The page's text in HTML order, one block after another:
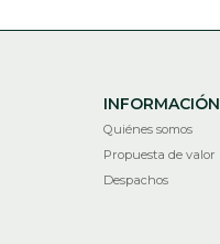
INFORMACIÓN
Quiénes somos
Propuesta de valor
Despachos